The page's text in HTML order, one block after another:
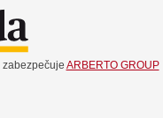
zabezpečuje ARBERTO GROUP